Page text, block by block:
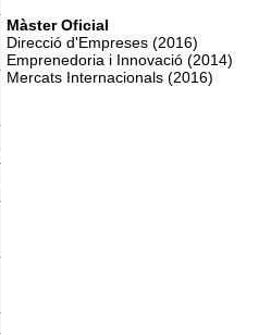
Màster Oficial
Direcció d'Empreses (2016)
Emprenedoria i Innovació (2014)
Mercats Internacionals (2016)